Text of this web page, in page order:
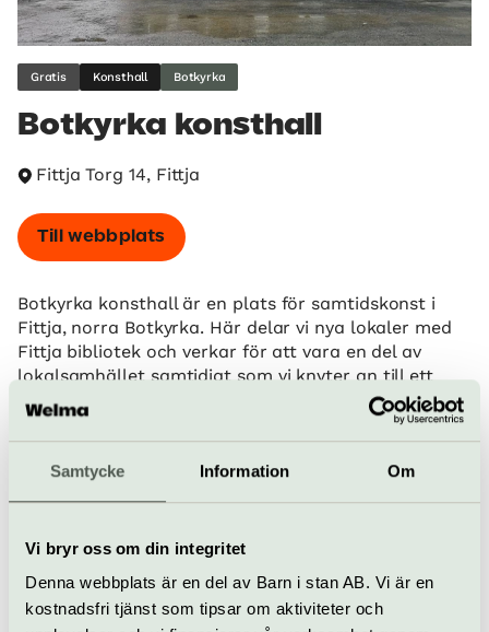
Samtycke Information Om
Vi bryr oss om din integritet
Denna webbplats är en del av Barn i stan AB. Vi är en
kostnadsfri tjänst som tipsar om aktiviteter och
Gratis Konsthall Botkyrka
Botkyrka konsthall
Fittja Torg 14, Fittja
Till webbplats
Botkyrka konsthall är en plats för samtidskonst i
Fittja, norra Botkyrka. Här delar vi nya lokaler med
Fittja bibliotek och verkar för att vara en del av
lokalsamhället samtidigt som vi knyter an till ett
större konstfält.
Vi vill inspirera alla att närma sig samtidskonstens
många uttryck. I vårt program hittar du
När
Tis 12-19, ons 12-18, tor 12-19, fre 11-17, lör 12-16
Pris